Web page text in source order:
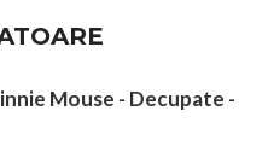
Mouse - Decupate -